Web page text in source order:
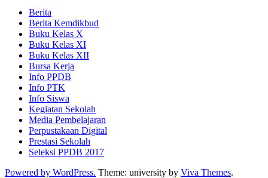
Berita
Berita Kemdikbud
Buku Kelas X
Buku Kelas XI
Buku Kelas XII
Bursa Kerja
Info PPDB
Info PTK
Info Siswa
Kegiatan Sekolah
Media Pembelajaran
Perpustakaan Digital
Prestasi Sekolah
Seleksi PPDB 2017
Powered by WordPress. Theme: university by Viva Themes.